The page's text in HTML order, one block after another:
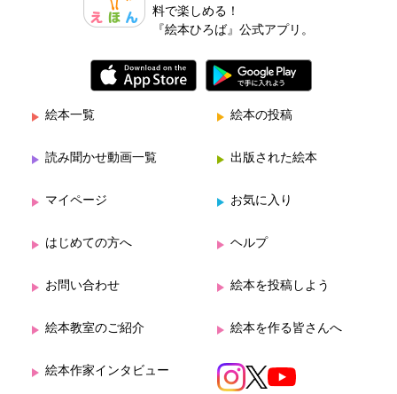
料で楽しめる！
『絵本ひろば』公式アプリ。
絵本一覧 絵本の投稿
読み聞かせ動画一覧 出版された絵本
マイページ お気に入り
はじめての方へ ヘルプ
お問い合わせ 絵本を投稿しよう
絵本教室のご紹介 絵本を作る皆さんへ
絵本作家インタビュー